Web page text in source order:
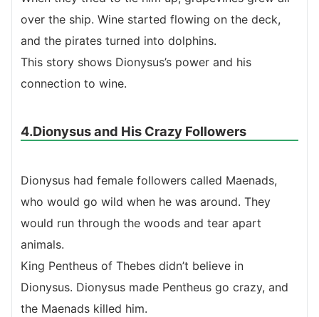
over the ship. Wine started flowing on the deck,
and the pirates turned into dolphins.
This story shows Dionysus’s power and his
connection to wine.
4.Dionysus and His Crazy Followers
Dionysus had female followers called Maenads,
who would go wild when he was around. They
would run through the woods and tear apart
animals.
King Pentheus of Thebes didn’t believe in
Dionysus. Dionysus made Pentheus go crazy, and
the Maenads killed him.